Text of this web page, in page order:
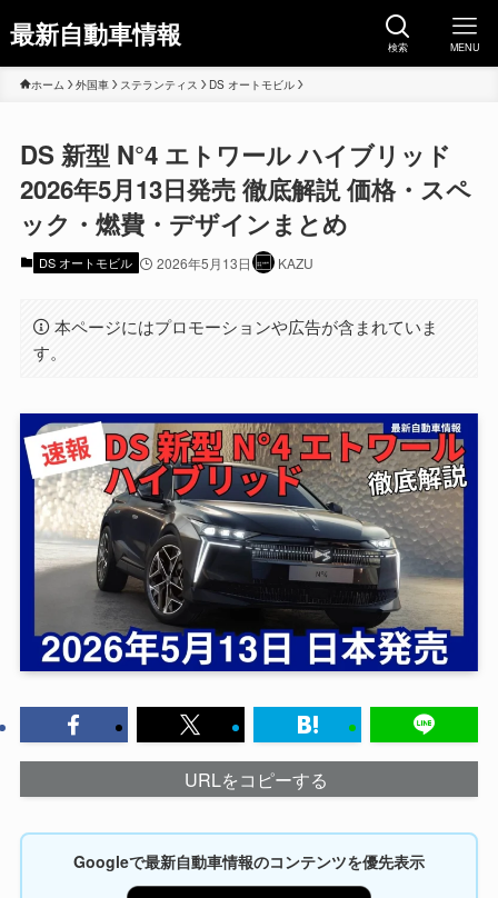
最新自動車情報 検索 MENU
ホーム 外国車 ステランティス DS オートモビル
DS 新型 N°4 エトワール ハイブリッド
2026年5月13日発売 徹底解説 価格・スペ
ック・燃費・デザインまとめ
DS オートモビル 2026年5月13日 KAZU
本ページにはプロモーションや広告が含まれていま
す。
URLをコピーする
Googleで最新自動車情報のコンテンツを優先表示